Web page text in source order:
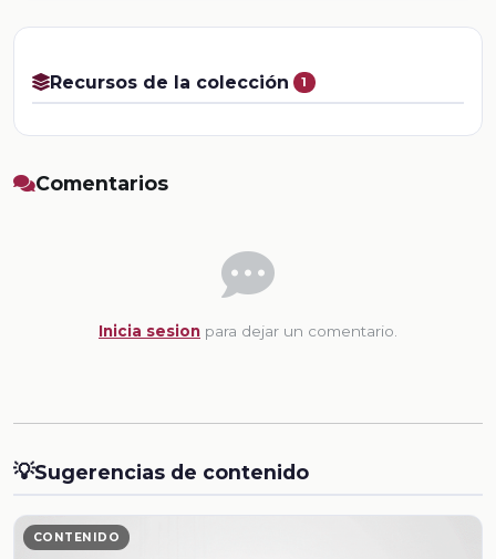
Recursos de la colección 1
Comentarios
Inicia sesion para dejar un comentario.
💡Sugerencias de contenido
CONTENIDO